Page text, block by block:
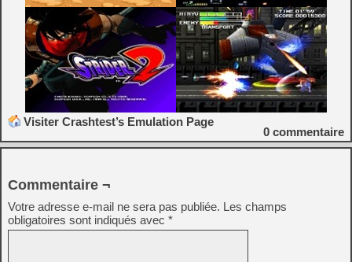
Visiter Crashtest’s Emulation Page
0 commentaire
Commentaire ¬
Votre adresse e-mail ne sera pas publiée. Les champs
obligatoires sont indiqués avec *